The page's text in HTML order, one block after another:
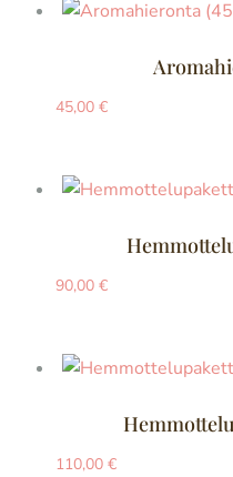
45,00 €
90,00 €
110,00 €